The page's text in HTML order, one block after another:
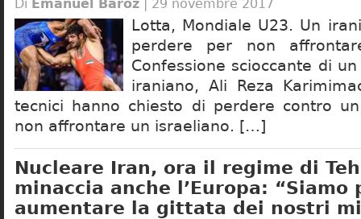
Di Emanuel Baroz | 29 novembre 2017
Lotta, Mondiale U23. Un
perdere per non
Confessione scioccante di
iraniano, Ali Reza
tecnici hanno chiesto di perdere contro
non affrontare un israeliano. […]
Nucleare Iran, ora il regime di
minaccia anche l’Europa: “Siamo
aumentare la gittata dei nostri